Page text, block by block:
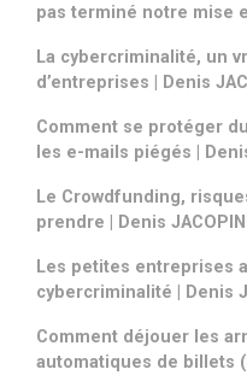
pas terminé notre mise
La cybercriminalité, un
d’entreprises | Denis
Comment se protéger
les e-mails piégés |
Le Crowdfunding,
prendre | Denis JACOPINI
Les petites entreprises
cybercriminalité | Denis
Comment déjouer les
automatiques de billets